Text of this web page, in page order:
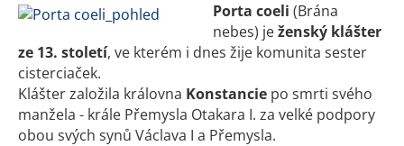
Porta coeli (Brána
nebes) ježenský klášter
ze 13. století, ve kterém i dnes žije komunita sester
cisterciaček.
Klášter založila královna Konstancie po smrti svého
manžela - krále Přemysla Otakara I. za velké podpory
obou svých synů Václava I a Přemysla.